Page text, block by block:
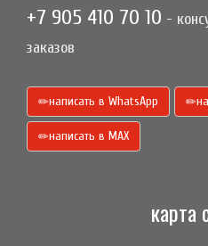
+7 905 410 70 10 -
заказов
написать в WhatsApp
написать в МАХ
карта